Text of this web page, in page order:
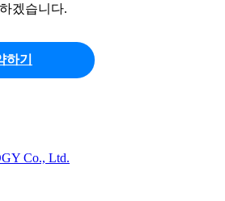
겠습니다.
하기